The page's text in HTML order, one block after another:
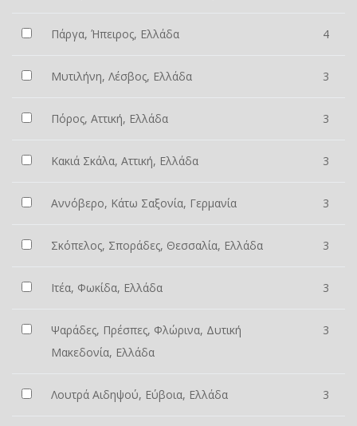
Πάργα, Ήπειρος, Ελλάδα 4
Μυτιλήνη, Λέσβος, Ελλάδα 3
Πόρος, Αττική, Ελλάδα 3
Κακιά Σκάλα, Αττική, Ελλάδα 3
Αννόβερο, Κάτω Σαξονία, Γερμανία 3
Σκόπελος, Σποράδες, Θεσσαλία, Ελλάδα 3
Ιτέα, Φωκίδα, Ελλάδα 3
Ψαράδες, Πρέσπες, Φλώρινα, Δυτική
Μακεδονία, Ελλάδα
3
Λουτρά Αιδηψού, Εύβοια, Ελλάδα 3